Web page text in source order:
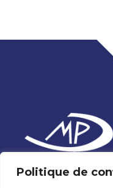
Politique de